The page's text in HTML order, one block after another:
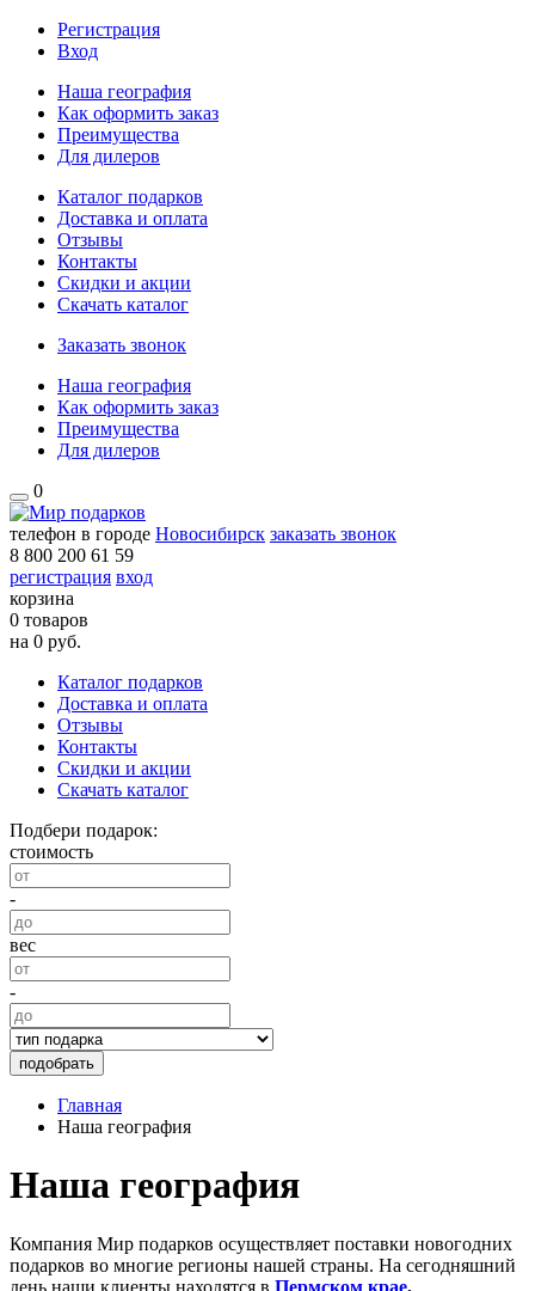
Регистрация
Вход
Наша география
Как оформить заказ
Преимущества
Для дилеров
Каталог подарков
Доставка и оплата
Отзывы
Контакты
Скидки и акции
Скачать каталог
Заказать звонок
Наша география
Как оформить заказ
Преимущества
Для дилеров
0
телефон в городе Новосибирск заказать звонок
8 800 200 61 59
регистрация вход
корзина
0 товаров
на 0 руб.
Каталог подарков
Доставка и оплата
Отзывы
Контакты
Скидки и акции
Скачать каталог
Подбери подарок:
стоимость
-
вес
-
подобрать
Главная
Наша география
Наша география
Компания Мир подарков осуществляет поставки новогодних
подарков во многие регионы нашей страны. На сегодняшний
день наши клиенты находятся в Пермском крае,